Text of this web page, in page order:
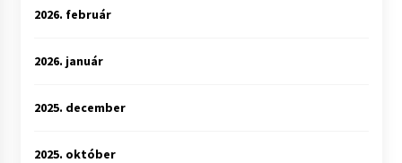
2026. február
2026. január
2025. december
2025. október